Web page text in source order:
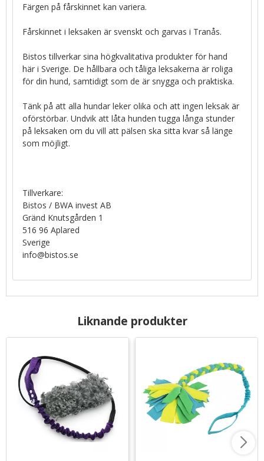
Färgen på fårskinnet kan variera.
Fårskinnet i leksaken är svenskt och garvas i Tranås.
Bistos tillverkar sina högkvalitativa produkter för hand
här i Sverige. De hållbara och tåliga leksakerna är roliga
för din hund, samtidigt som de är snygga och praktiska.
Tänk på att alla hundar leker olika och att ingen leksak är
oförstörbar. Undvik att låta hunden tugga långa stunder
på leksaken om du vill att pälsen ska sitta kvar så länge
som möjligt.
Tillverkare:
Bistos / BWA invest AB
Gränd Knutsgården 1
516 96 Aplared
Sverige
info@bistos.se
Liknande produkter